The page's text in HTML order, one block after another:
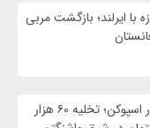
با ایرلند؛ بازگشت مربی
آتش‌سوزی‌های مهیب در اسپوکن؛ تخلیه ۶۰ هزار